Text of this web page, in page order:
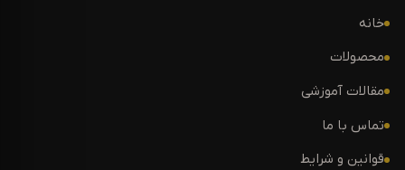
خانه
محصولات
مقالات آموزشی
تماس با ما
قوانین و شرایط